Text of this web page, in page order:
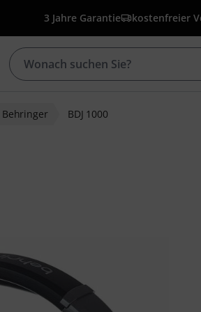
3 Jahre Garantie kostenfreier
Behringer BDJ 1000